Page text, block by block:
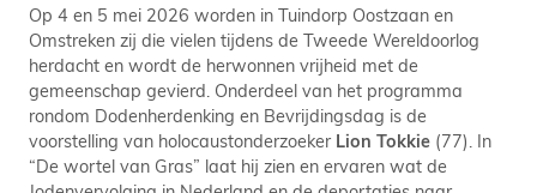
Op 4 en 5 mei 2026 worden in Tuindorp Oostzaan en
Omstreken zij die vielen tijdens de Tweede Wereldoorlog
herdacht en wordt de herwonnen vrijheid met de
gemeenschap gevierd. Onderdeel van het programma
rondom Dodenherdenking en Bevrijdingsdag is de
voorstelling van holocaustonderzoeker Lion Tokkie (77). In
“De wortel van Gras” laat hij zien en ervaren wat de